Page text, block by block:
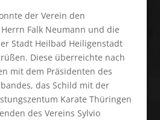
der Verein den
Falk Neumann und die
Stadt Heilbad Heiligenstadt
Diese überreichte nach
mit dem Präsidenten des
das Schild mit der
Karate Thüringen
des Vereins Sylvio